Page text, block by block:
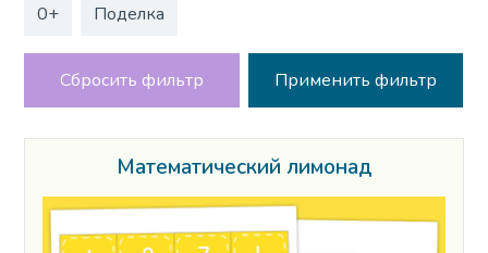
0+ Поделка
Сбросить фильтр
Математический лимонад